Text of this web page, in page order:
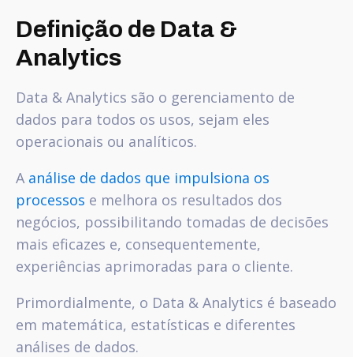
Definição de Data &
Analytics
Data & Analytics são o gerenciamento de
dados para todos os usos, sejam eles
operacionais ou analíticos.
A análise de dados que impulsiona os
processos e melhora os resultados dos
negócios, possibilitando tomadas de decisões
mais eficazes e, consequentemente,
experiências aprimoradas para o cliente.
Primordialmente, o Data & Analytics é baseado
em matemática, estatísticas e diferentes
análises de dados.